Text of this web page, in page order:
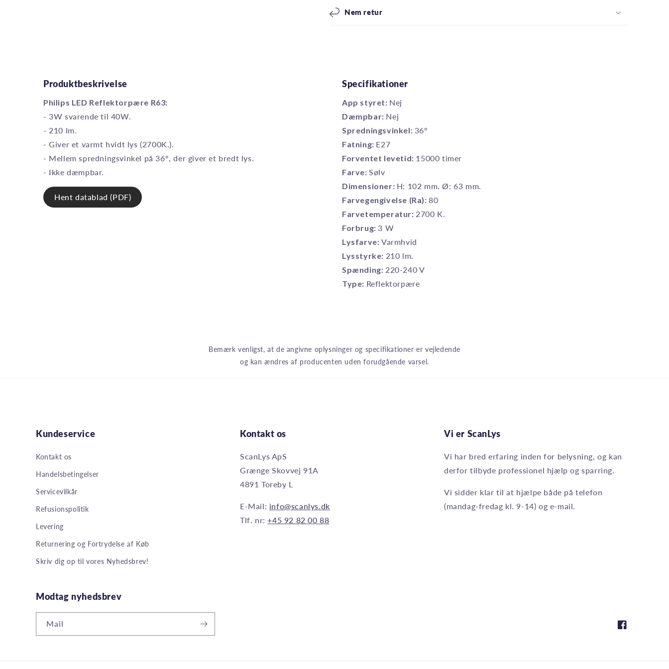
Nem retur
Produktbeskrivelse
Philips LED Reflektorpære R63:
- 3W svarende til 40W.
- 210 lm.
- Giver et varmt hvidt lys (2700K.).
- Mellem spredningsvinkel på 36°, der giver et bredt lys.
- Ikke dæmpbar.
Hent datablad (PDF)
Specifikationer
App styret: Nej
Dæmpbar: Nej
Spredningsvinkel: 36°
Fatning: E27
Forventet levetid: 15000 timer
Farve: Sølv
Dimensioner: H: 102 mm. Ø: 63 mm.
Farvegengivelse (Ra):80
Farvetemperatur: 2700 K.
Forbrug:3 W
Lysfarve: Varmhvid
Lysstyrke: 210 lm.
Spænding: 220-240 V
Type: Reflektorpære
Bemærk venligst, at de angivne oplysninger og specifikationer er vejledende
og kan ændres af producenten uden forudgående varsel.
Kundeservice
Kontakt os
Handelsbetingelser
Servicevilkår
Refusionspolitik
Levering
Returnering og Fortrydelse af Køb
Skriv dig op til vores Nyhedsbrev!
Kontakt os
ScanLys ApS
Grænge Skovvej 91A
4891 Toreby L
E-Mail: info@scanlys.dk
Tlf. nr:+45 92 82 00 88
Vi er ScanLys
Vi har bred erfaring inden for belysning, og kan
derfor tilbyde professionel hjælp og sparring.
Vi sidder klar til at hjælpe både på telefon
(mandag-fredag kl. 9-14) og e-mail.
Modtag nyhedsbrev
Mail
Facebook